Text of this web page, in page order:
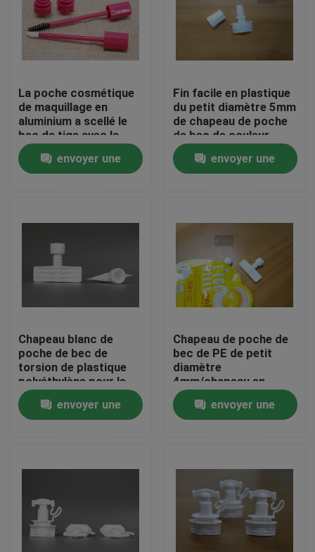
À la maison
À propos de nous
Contrôle de la qualité
Nouvelles
Chapeaux en plastique de bec
La poche cosmétique
de maquillage en
aluminium a scellé le
bec de tige avec la
brosse de rouge à
lèvres/mascara
envoyer une
Fin facile en plastique
du petit diamètre 5mm
de chapeau de poche
de bec de couleur
bleue
envoyer une
Chapeau blanc de
poche de bec de
torsion de plastique
polyéthylène pour le
paquet flexible de
Comesticenvoyer une
Chapeau de poche de
bec de PE de petit
diamètre
4mm/chapeau en
plastique de bec de
bouteilleenvoyer une